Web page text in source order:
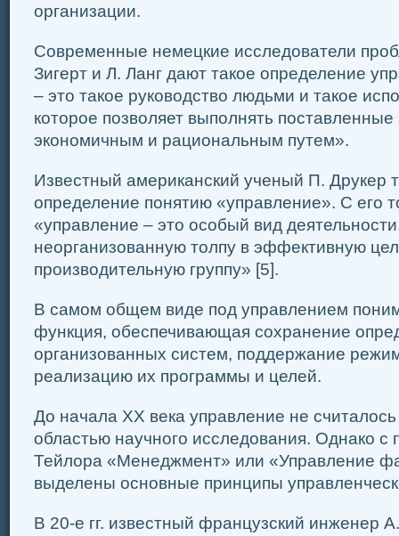
организации.
Современные немецкие исследователи
Зигерт и Л. Ланг дают такое определение
– это такое руководство людьми и такое
которое позволяет выполнять
экономичным и рациональным путем».
Известный американский ученый П. Друкер
определение понятию «управление». С его
«управление – это особый вид
неорганизованную толпу в эффективную
производительную группу» [5].
В самом общем виде под управлением
функция, обеспечивающая сохранение
организованных систем, поддержание
реализацию их программы и целей.
До начала XX века управление не
областью научного исследования. Однако с
Тейлора «Менеджмент» или «Управление
выделены основные принципы
В 20-е гг. известный французский инженер